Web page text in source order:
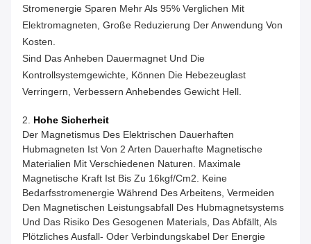
Stromenergie Sparen Mehr Als 95% Verglichen Mit
Elektromagneten, Große Reduzierung Der Anwendung Von
Kosten.
Sind Das Anheben Dauermagnet Und Die
Kontrollsystemgewichte, Können Die Hebezeuglast
Verringern, Verbessern Anhebendes Gewicht Hell.
2. Hohe Sicherheit
Der Magnetismus Des Elektrischen Dauerhaften
Hubmagneten Ist Von 2 Arten Dauerhafte Magnetische
Materialien Mit Verschiedenen Naturen. Maximale
Magnetische Kraft Ist Bis Zu 16kgf/cm2. Keine
Bedarfsstromenergie Während Des Arbeitens, Vermeiden
Den Magnetischen Leistungsabfall Des Hubmagnetsystems
Und Das Risiko Des Gesogenen Materials, Das Abfällt, Als
Plötzliches Ausfall- Oder Verbindungskabel Der Energie